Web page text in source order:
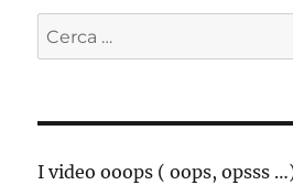
Cerca:
I video ooops ( oops, opsss